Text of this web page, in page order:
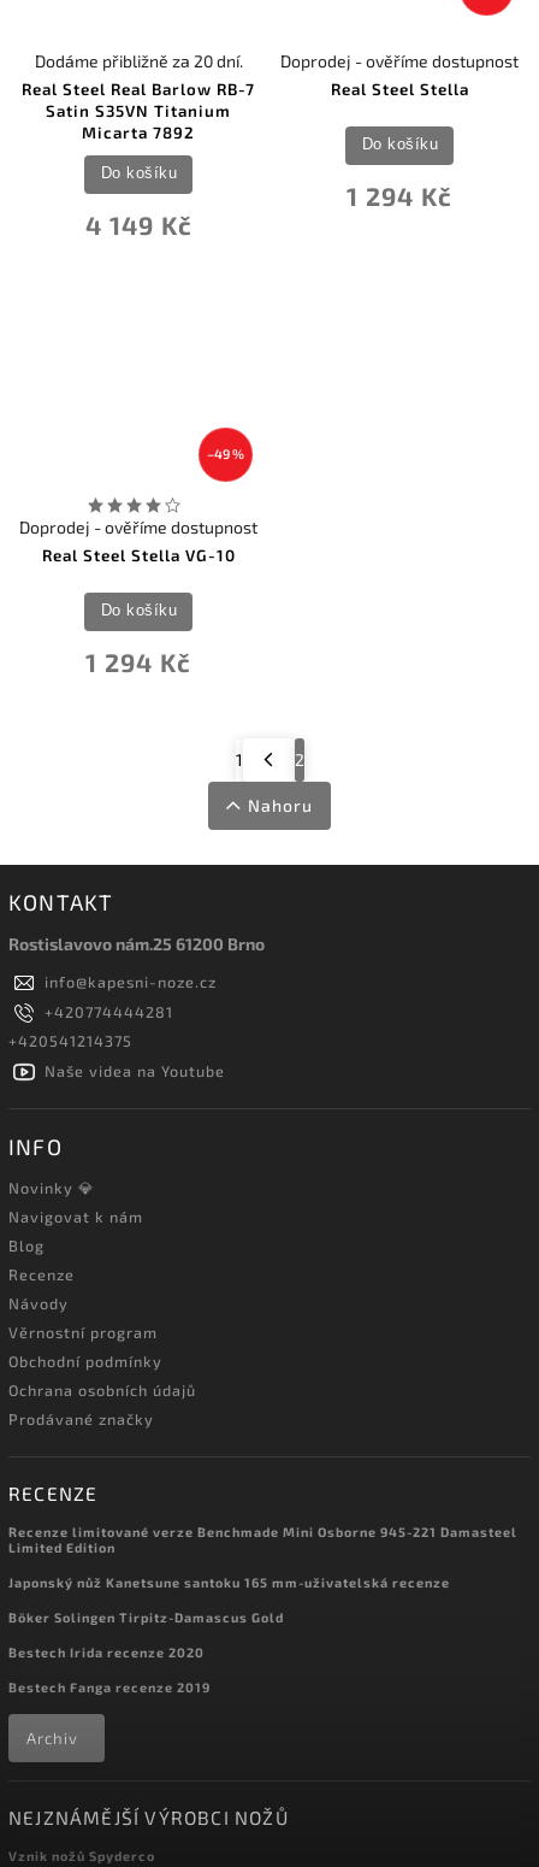
Real Steel Real Barlow RB-7
Satin S35VN Titanium
Micarta 7892
Dodáme přibližně za 20 dní.
4 149 Kč
Do košíku
Real Steel Stella
Doprodej - ověříme dostupnost
1 294 Kč
Do košíku
–49 %
Real Steel Stella VG-10
Doprodej - ověříme dostupnost
1 294 Kč
Do košíku
1 2
Nahoru
KONTAKT
Rostislavovo nám.25 61200 Brno
info@kapesni-noze.cz
+420774444281
+420541214375
Naše videa na Youtube
INFO
Novinky 💎
Navigovat k nám
Blog
Recenze
Návody
Věrnostní program
Obchodní podmínky
Ochrana osobních údajů
Prodávané značky
RECENZE
Recenze limitované verze Benchmade Mini Osborne 945-221 Damasteel
Limited Edition
Japonský nůž Kanetsune santoku 165 mm-uživatelská recenze
Böker Solingen Tirpitz-Damascus Gold
Bestech Irida recenze 2020
Bestech Fanga recenze 2019
Archiv
NEJZNÁMĚJŠÍ VÝROBCI NOŽŮ
Vznik nožů Spyderco